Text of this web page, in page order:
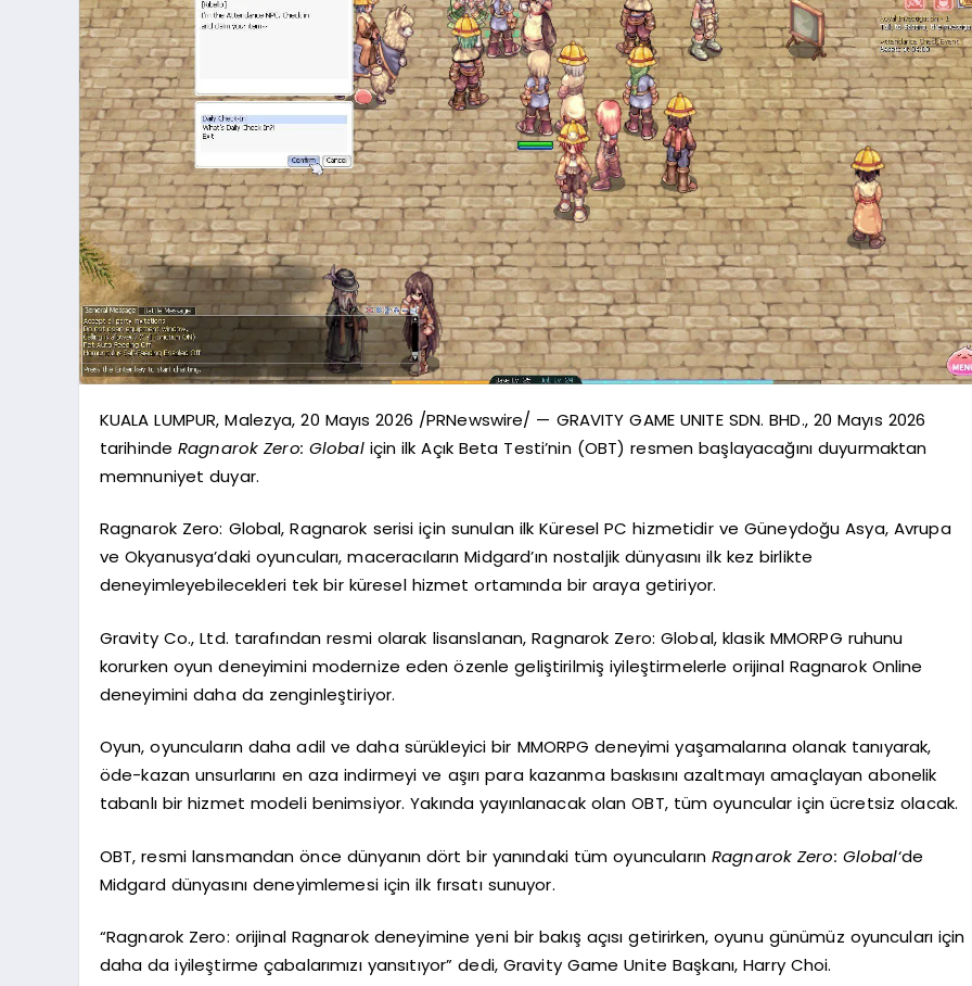
KUALA LUMPUR, Malezya, 20 Mayıs 2026 /PRNewswire/ — GRAVITY GAME UNITE SDN. BHD., 20 Mayıs 2026
tarihindeRagnarok Zero: Globaliçin ilk Açık Beta Testi’nin (OBT) resmen başlayacağını duyurmaktan
memnuniyet duyar.
Ragnarok Zero: Global, Ragnarok serisi için sunulan ilk Küresel PC hizmetidir ve Güneydoğu Asya, Avrupa
ve Okyanusya’daki oyuncuları, maceracıların Midgard’ın nostaljik dünyasını ilk kez birlikte
deneyimleyebilecekleri tek bir küresel hizmet ortamında bir araya getiriyor.
Gravity Co., Ltd. tarafından resmi olarak lisanslanan, Ragnarok Zero: Global, klasik MMORPG ruhunu
korurken oyun deneyimini modernize eden özenle geliştirilmiş iyileştirmelerle orijinal Ragnarok Online
deneyimini daha da zenginleştiriyor.
Oyun, oyuncuların daha adil ve daha sürükleyici bir MMORPG deneyimi yaşamalarına olanak tanıyarak,
öde-kazan unsurlarını en aza indirmeyi ve aşırı para kazanma baskısını azaltmayı amaçlayan abonelik
tabanlı bir hizmet modeli benimsiyor. Yakında yayınlanacak olan OBT, tüm oyuncular için ücretsiz olacak.
OBT, resmi lansmandan önce dünyanın dört bir yanındaki tüm oyuncuların Ragnarok Zero: Global‘de
Midgard dünyasını deneyimlemesi için ilk fırsatı sunuyor.
“Ragnarok Zero: orijinal Ragnarok deneyimine yeni bir bakış açısı getirirken, oyunu günümüz oyuncuları için
daha da iyileştirme çabalarımızı yansıtıyor” dedi, Gravity Game Unite Başkanı, Harry Choi.